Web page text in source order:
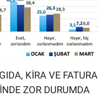
KİRA VE FATURA
ZOR DURUMDA